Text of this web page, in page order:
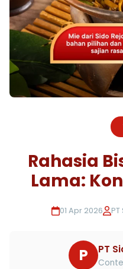
Rahasia
Lama:
01 Apr 2026
P PT